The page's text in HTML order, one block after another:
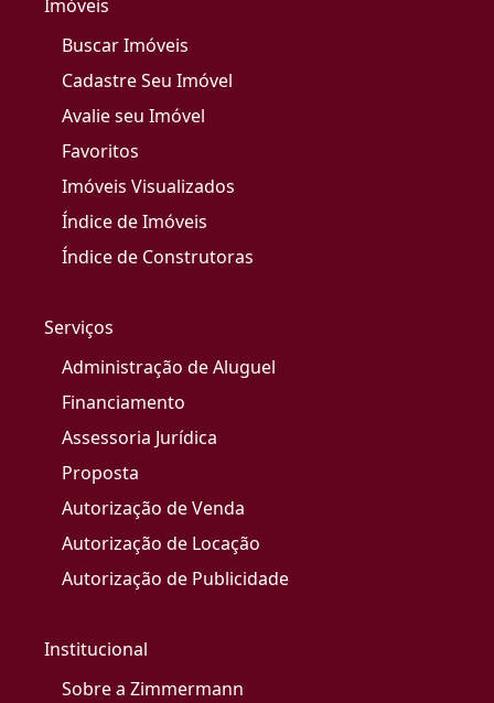
Imóveis
Buscar Imóveis
Cadastre Seu Imóvel
Avalie seu Imóvel
Favoritos
Imóveis Visualizados
Índice de Imóveis
Índice de Construtoras
Serviços
Administração de Aluguel
Financiamento
Assessoria Jurídica
Proposta
Autorização de Venda
Autorização de Locação
Autorização de Publicidade
Institucional
Sobre a Zimmermann